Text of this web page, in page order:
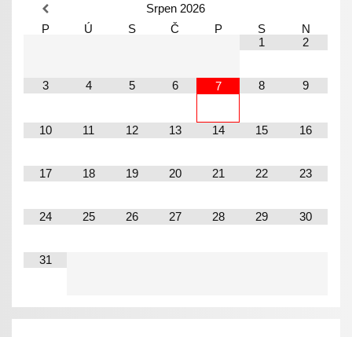
Srpen 2026
P
Ú S Č P S
N
1
2
3 4 5 6 7 8 9
10 11 12 13 14 15 16
17 18 19 20 21 22 23
24 25 26 27 28 29 30
31